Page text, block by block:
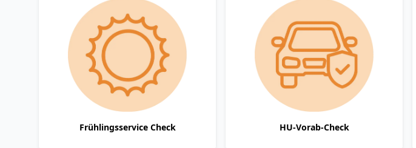
Frühlingsservice Check HU-Vorab-Check